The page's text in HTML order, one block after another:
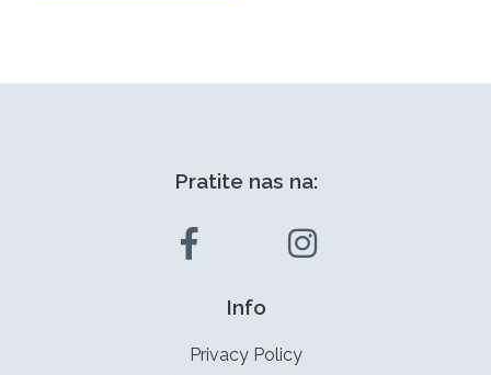
Pratite nas na:
Info
Privacy Policy